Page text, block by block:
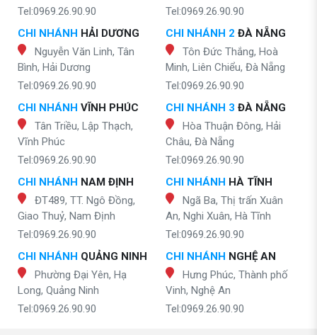
Tel:0969.26.90.90
CHI NHÁNH HẢI DƯƠNG
Nguyễn Văn Linh, Tân
Bình, Hải Dương
Tel:0969.26.90.90
CHI NHÁNH VĨNH PHÚC
Tân Triều, Lập Thạch,
Vĩnh Phúc
Tel:0969.26.90.90
CHI NHÁNH NAM ĐỊNH
ĐT489, TT. Ngô Đồng,
Giao Thuỷ, Nam Định
Tel:0969.26.90.90
CHI NHÁNH QUẢNG NINH
Phường Đại Yên, Hạ
Long, Quảng Ninh
Tel:0969.26.90.90
Tel:0969.26.90.90
CHI NHÁNH 2 ĐÀ NẴNG
Tôn Đức Thắng, Hoà
Minh, Liên Chiểu, Đà Nẵng
Tel:0969.26.90.90
CHI NHÁNH 3 ĐÀ NẴNG
Hòa Thuận Đông, Hải
Châu, Đà Nẵng
Tel:0969.26.90.90
CHI NHÁNH HÀ TĨNH
Ngã Ba, Thị trấn Xuân
An, Nghi Xuân, Hà Tĩnh
Tel:0969.26.90.90
CHI NHÁNH NGHỆ AN
Hưng Phúc, Thành phố
Vinh, Nghệ An
Tel:0969.26.90.90